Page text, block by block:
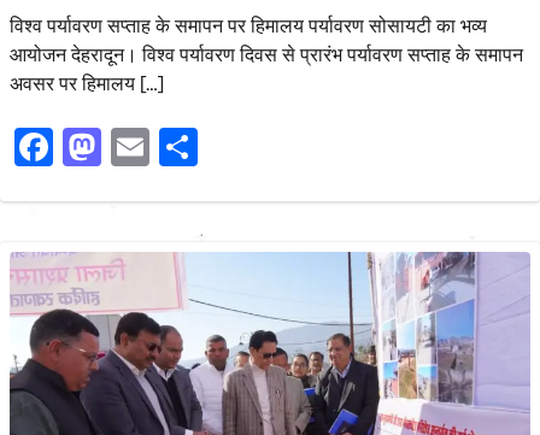
विश्व पर्यावरण सप्ताह के समापन पर हिमालय पर्यावरण सोसायटी का भव्य
आयोजन देहरादून। विश्व पर्यावरण दिवस से प्रारंभ पर्यावरण सप्ताह के समापन
अवसर पर हिमालय […]
Facebook
Mastodon
Email